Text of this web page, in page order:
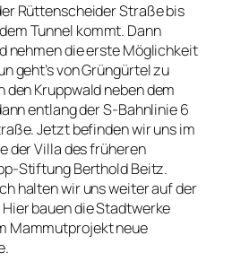
Rüttenscheider Straße bis
Tunnel kommt. Dann
nehmen die erste Möglichkeit
geht’s von Grüngürtel zu
Kruppwald neben dem
entlang der S-Bahnlinie 6
Jetzt befinden wir uns im
der Villa des früheren
Stiftung Berthold Beitz.
halten wir uns weiter auf der
bauen die Stadtwerke
Mammutprojekt neue